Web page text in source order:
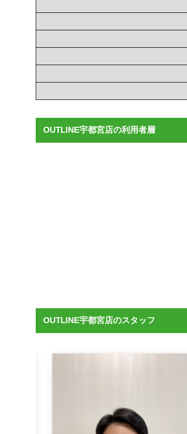
OUTLINE宇都宮店の利用者層
OUTLINE宇都宮店のスタッフ